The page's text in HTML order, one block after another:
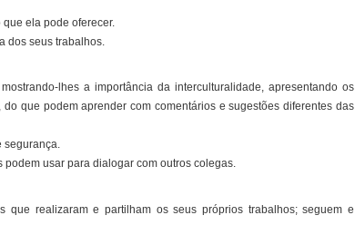
ela pode oferecer.
dos seus trabalhos.
lhes a importância da interculturalidade, apresentando os
que podem aprender com comentários e sugestões diferentes das
segurança.
podem usar para dialogar com outros colegas.
que realizaram e partilham os seus próprios trabalhos; seguem e